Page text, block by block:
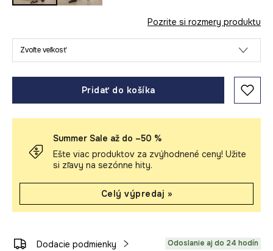
Pozrite si rozmery produktu
Zvoľte veľkosť
Pridať do košíka
Summer Sale až do –50 %
Ešte viac produktov za zvýhodnené ceny! Užite
si zľavy na sezónne hity.
Celý výpredaj »
Dodacie podmienky Odoslanie aj do 24 hodín